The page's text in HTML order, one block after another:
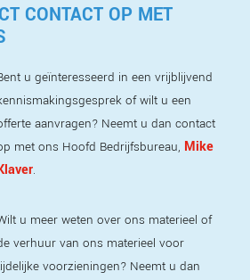
CONTACT OP MET
u geïnteresseerd in een vrijblijvend
of wilt u een
aanvragen? Neemt u dan contact
met ons Hoofd Bedrijfsbureau, Mike
.
u meer weten over ons materieel of
verhuur van ons materieel voor
voorzieningen? Neemt u dan